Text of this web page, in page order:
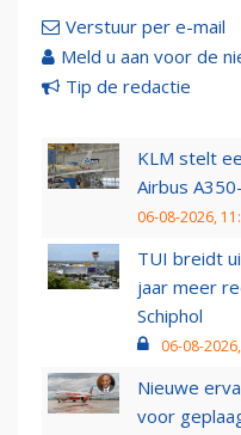
Verstuur per e-mail
Meld u aan voor de
Tip de redactie
KLM stelt
Airbus
06-08-2026,
TUI breidt
jaar meer
Schiphol
06-08-
Nieuwe
voor